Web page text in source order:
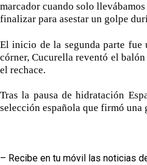
marcador cuando solo
finalizar para asestar un golpe
El inicio de la segunda parte fue
córner, Cucurella reventó el
el rechace.
Tras la pausa de hidratación
selección española que firmó
– Recibe en tu móvil las noticias